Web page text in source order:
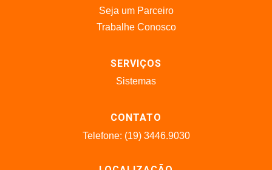
Seja um Parceiro
Trabalhe Conosco
SERVIÇOS
Sistemas
CONTATO
Telefone: (19) 3446.9030